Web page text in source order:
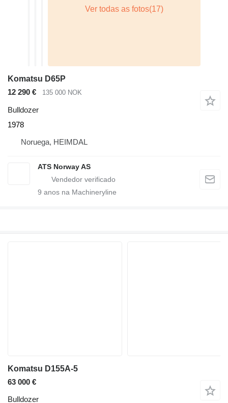
Komatsu D65P
12 290 €
135 000 NOK
Bulldozer
1978
Noruega, HEIMDAL
ATS Norway AS
9 anos na Machineryline
Komatsu D155A-5
63 000 €
Bulldozer